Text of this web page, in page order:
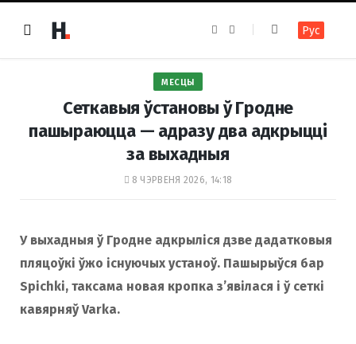
e
k
t
a
m
Рус
МЕСЦЫ
Сеткавыя ўстановы ў Гродне
пашыраюцца — адразу два адкрыцці
за выхадныя
8 ЧЭРВЕНЯ 2026, 14:18
У выхадныя ў Гродне адкрыліся дзве дадатковыя
пляцоўкі ўжо існуючых устаноў. Пашырыўся бар
Spichki, таксама новая кропка з’явілася і ў сеткі
кавярняў Varka.